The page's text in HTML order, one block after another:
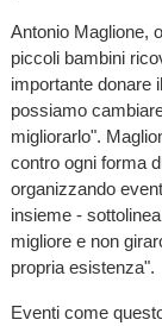
Antonio Maglione,
piccoli bambini
importante donare
possiamo
migliorarlo".
contro ogni forma
organizzando
insieme -
migliore e non
propria esistenza".
Eventi come